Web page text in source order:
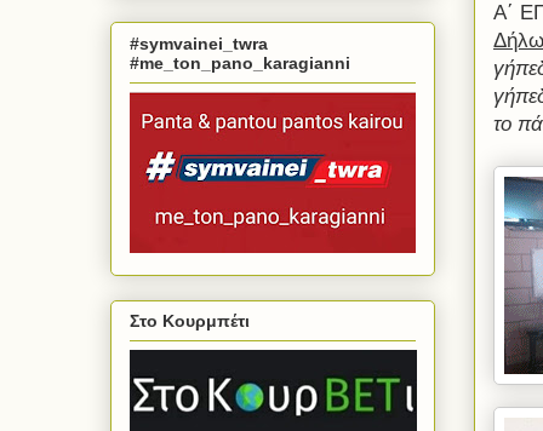
Α΄
το
#symvainei_twra
#me_ton_pano_karagianni
Στο Κουρμπέτι